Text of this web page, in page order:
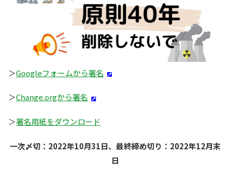
＞Googleフォームから署名
＞Change.orgから署名
＞署名用紙をダウンロード
一次〆切：2022年10月31日、最終締め切り：2022年12月末
日